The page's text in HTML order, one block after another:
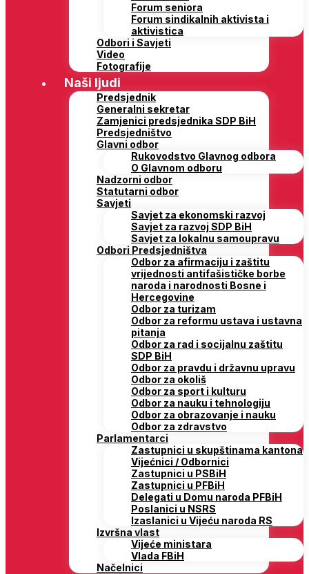
Forum seniora
Forum sindikalnih aktivista i
aktivistica
Odbori i Savjeti
Video
Fotografije
Naši ljudi
Predsjednik
Generalni sekretar
Zamjenici predsjednika SDP BiH
Predsjedništvo
Glavni odbor
Rukovodstvo Glavnog odbora
O Glavnom odboru
Nadzorni odbor
Statutarni odbor
Savjeti
Savjet za ekonomski razvoj
Savjet za razvoj SDP BiH
Savjet za lokalnu samoupravu
Odbori Predsjedništva
Odbor za afirmaciju i zaštitu
vrijednosti antifašističke borbe
naroda i narodnosti Bosne i
Hercegovine
Odbor za turizam
Odbor za reformu ustava i ustavna
pitanja
Odbor za rad i socijalnu zaštitu
SDP BiH
Odbor za pravdu i državnu upravu
Odbor za okoliš
Odbor za sport i kulturu
Odbor za nauku i tehnologiju
Odbor za obrazovanje i nauku
Odbor za zdravstvo
Parlamentarci
Zastupnici u skupštinama kantona
Vijećnici / Odbornici
Zastupnici u PSBiH
Zastupnici u PFBiH
Delegati u Domu naroda PFBiH
Poslanici u NSRS
Izaslanici u Vijeću naroda RS
Izvršna vlast
Vijeće ministara
Vlada FBiH
Načelnici